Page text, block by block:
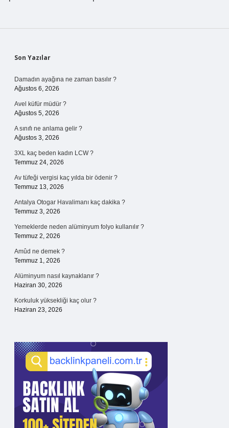
Sidebar
Son Yazılar
Damadın ayağına ne zaman basılır ?
Ağustos 6, 2026
Avel küfür müdür ?
Ağustos 5, 2026
A sınıfı ne anlama gelir ?
Ağustos 3, 2026
3XL kaç beden kadın LCW ?
Temmuz 24, 2026
Av tüfeği vergisi kaç yılda bir ödenir ?
Temmuz 13, 2026
Antalya Otogar Havalimanı kaç dakika ?
Temmuz 3, 2026
Yemeklerde neden alüminyum folyo kullanılır ?
Temmuz 2, 2026
Amûd ne demek ?
Temmuz 1, 2026
Alüminyum nasıl kaynaklanır ?
Haziran 30, 2026
Korkuluk yüksekliği kaç olur ?
Haziran 23, 2026